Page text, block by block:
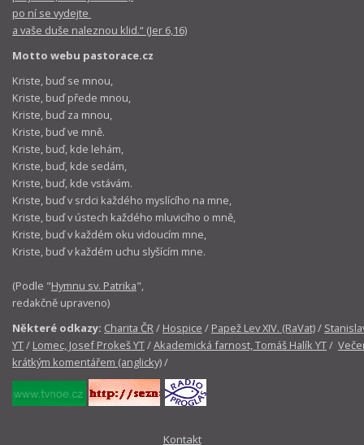
po ní se vydejte
a vaše duše naleznou klid.“ (Jer 6,16)
Motto webu pastorace.cz
Kriste, buď se mnou,
Kriste, buď přede mnou,
Kriste, buď za mnou,
Kriste, buď ve mně.
Kriste, buď, kde lehám,
Kriste, buď, kde sedám,
Kriste, buď, kde vstávám.
Kriste, buď v srdci každého myslícího na mne,
Kriste, buď v ústech každého mluvicího o mně,
Kriste, buď v každém oku vidoucím mne,
Kriste, buď v každém uchu slyšícím mne.
(Podle "Hymnu sv. Patrika",
redakčně upraveno)
Některé odkazy: Charita ČR/ Hospice / Papež Lev XIV. (RaVat)/
YT/ Lomec, Josef Prokeš YT/Akademická farnost, Tomáš Halík YT/
krátkým komentářem (anglicky)/
Kontakt